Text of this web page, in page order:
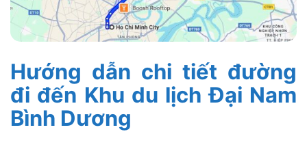
Hướng dẫn chi tiết đường
đi đến Khu du lịch Đại Nam
Bình Dương